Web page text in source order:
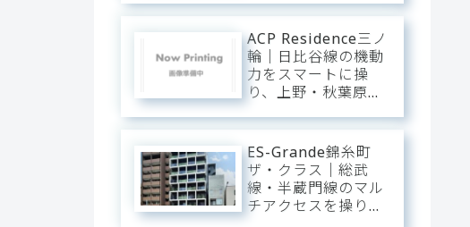
黒川のほとりに輝
く、タワーの解放感
と静穏を纏うプレミ
アム・ベース。
ACP Residence三ノ
輪｜日比谷線の機動
力をスマートに操
り、上野・秋葉原・
三ノ輪の「味わい深
い情緒」を普段使い
にし、静穏な私域に
寛ぐアーバン・ベー
ス。
ES-Grande錦糸町
ザ・クラス｜総武
線・半蔵門線のマル
チアクセスを操り、